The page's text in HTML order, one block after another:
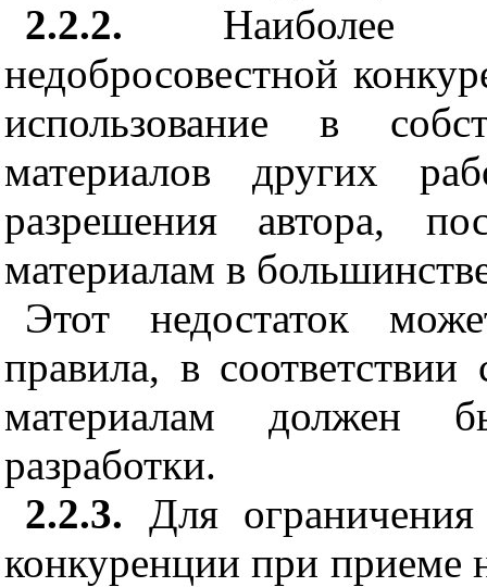
2.2.2. Наиболее
недобросовестной
использование в
материалов других
разрешения автора,
материалам в
Этот недостаток
правила, в
материалам должен
разработки.
2.2.3. Для огранич
конкуренции при приеме